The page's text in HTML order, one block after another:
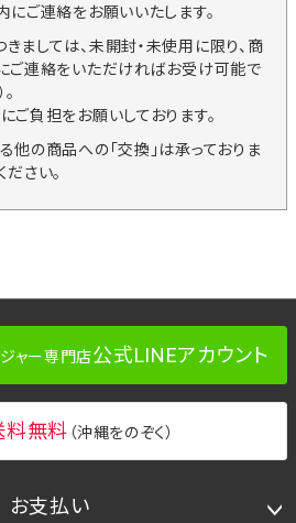
ご連絡をお願いいたします。
ましては、未開封・未使用に限り、商
ご連絡をいただければお受け可能で
ご負担をお願いしております。
他の商品への「交換」は承っておりま
さい。
ャー専門店公式LINEアカウント
料無料 （沖縄をのぞく）
お支払い